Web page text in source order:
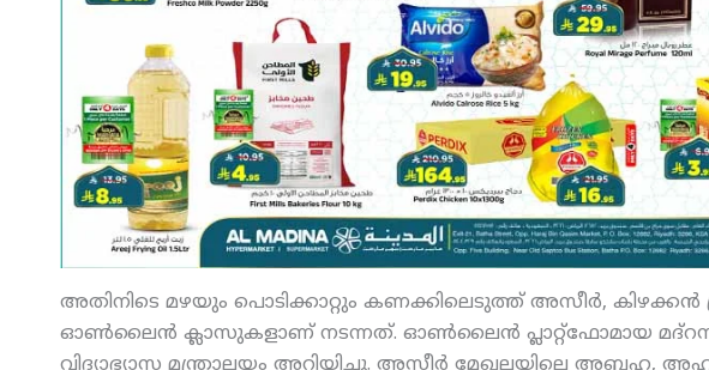
അതിനിടെ മഴയും പൊടിക്കാറ്റും കണക്കിലെടുത്ത് അസീര്‍, കിഴക്കന്‍
ഓണ്‍ലൈന്‍ ക്ലാസുകളാണ് നടന്നത്. ഓണ്‍ലൈന്‍ പ്ലാറ്റ്‌ഫോമായ